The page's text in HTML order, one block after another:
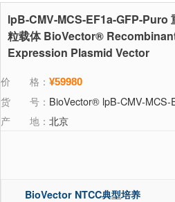
BioVector® Recombinant Lentiviral/
lpB-CMV-MCS-EF1a-GFP-Puro
粒载体 BioVector®
Expression Plasmid Vector
价 格： ¥59980
货 号： BioVector® lpB-CMV-MCS-
产 地： 北京
BioVector NTCC典型培养